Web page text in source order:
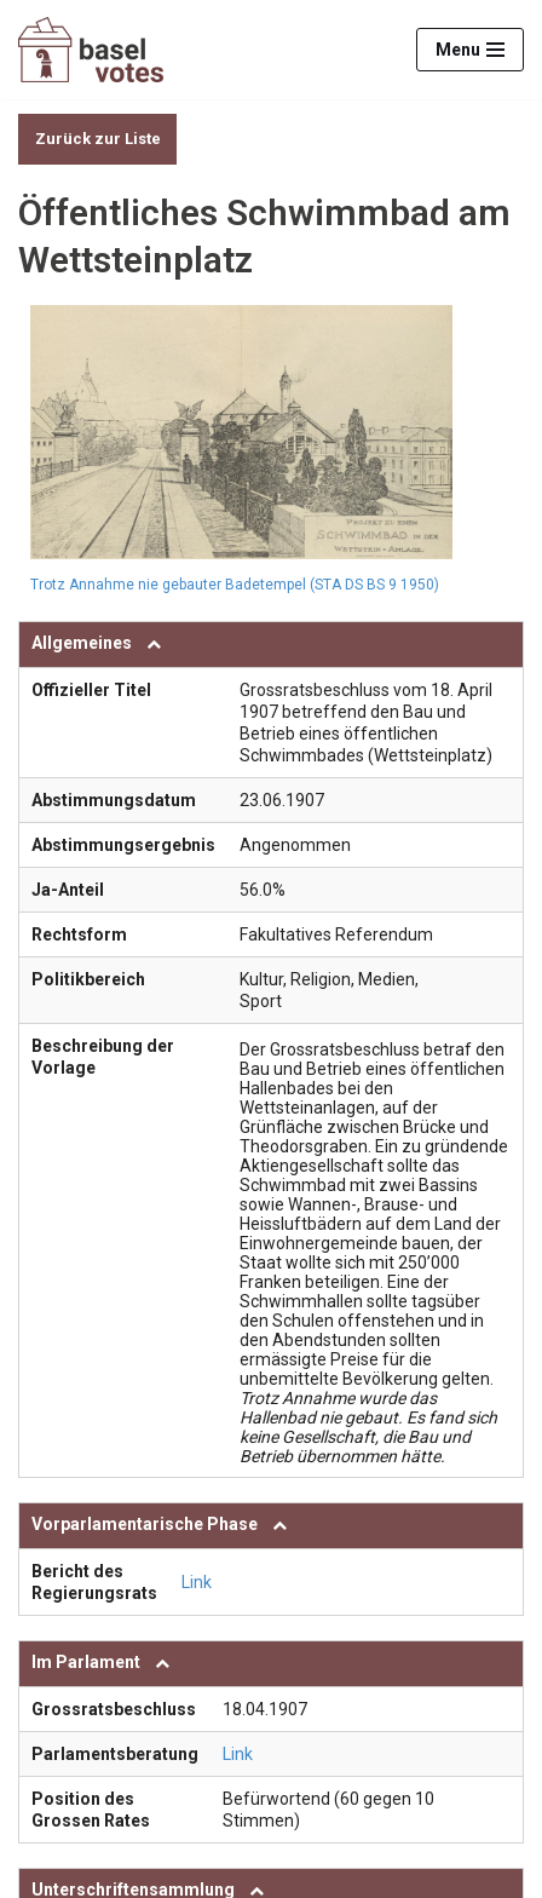
Zum
Menu
Zurück zur Liste
Öffentliches Schwimmbad am
Wettsteinplatz
Trotz Annahme nie gebauter Badetempel (STA DS BS 9 1950)
Allgemeines
Offizieller Titel
Grossratsbeschluss vom 18. April
1907 betreffend den Bau und
Betrieb eines öffentlichen
Schwimmbades (Wettsteinplatz)
Abstimmungsdatum 23.06.1907
Abstimmungsergebnis Angenommen
Ja-Anteil 56.0%
Rechtsform Fakultatives Referendum
Politikbereich Kultur, Religion, Medien,
Sport
Beschreibung der
Vorlage
Der Grossratsbeschluss betraf den
Bau und Betrieb eines öffentlichen
Hallenbades bei den
Wettsteinanlagen, auf der
Grünfläche zwischen Brücke und
Theodorsgraben. Ein zu gründende
Aktiengesellschaft sollte das
Schwimmbad mit zwei Bassins
sowie Wannen-, Brause- und
Heissluftbädern auf dem Land der
Einwohnergemeinde bauen, der
Staat wollte sich mit 250’000
Franken beteiligen. Eine der
Schwimmhallen sollte tagsüber
den Schulen offenstehen und in
den Abendstunden sollten
ermässigte Preise für die
unbemittelte Bevölkerung gelten.
Trotz Annahme wurde das
Hallenbad nie gebaut. Es fand sich
keine Gesellschaft, die Bau und
Betrieb übernommen hätte.
Vorparlamentarische Phase
Bericht des
Regierungsrats
Link
Im Parlament
Grossratsbeschluss 18.04.1907
Parlamentsberatung Link
Position des
Grossen Rates
Befürwortend (60 gegen 10
Stimmen)
Unterschriftensammlung